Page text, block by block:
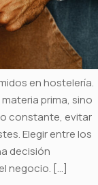
en hostelería.
prima, sino
constante, evitar
Elegir entre los
decisión
negocio. […]